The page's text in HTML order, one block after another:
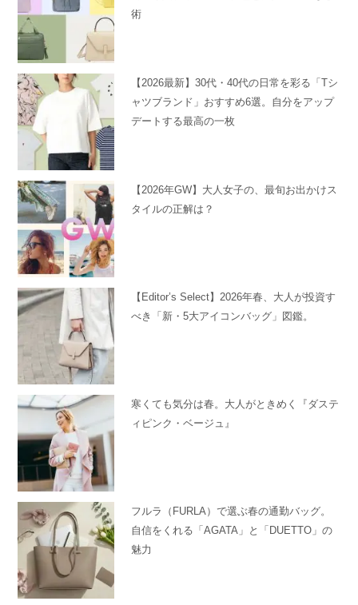
術
【2026最新】30代・40代の日常を彩る「Tシ
ャツブランド」おすすめ6選。自分をアップ
デートする最高の一枚
【2026年GW】大人女子の、最旬お出かけス
タイルの正解は？
【Editor’s Select】2026年春、大人が投資す
べき「新・5大アイコンバッグ」図鑑。
寒くても気分は春。大人がときめく『ダステ
ィピンク・ベージュ』
フルラ（FURLA）で選ぶ春の通勤バッグ。
自信をくれる「AGATA」と「DUETTO」の
魅力